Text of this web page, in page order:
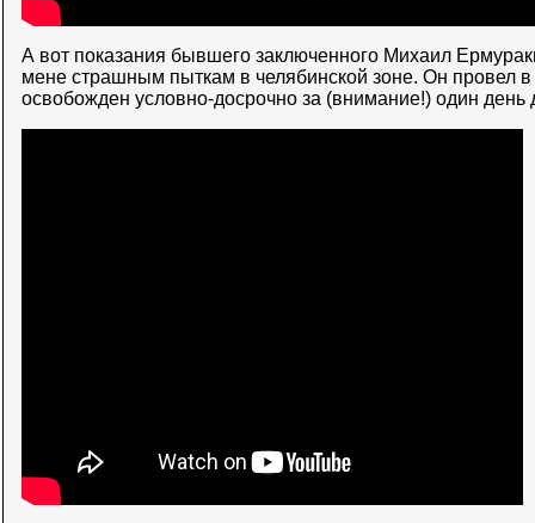
А вот показания бывшего заключенного Михаил
мене страшным пыткам в челябинской зоне. Он провел
освобожден условно-досрочно за (внимание!) один день